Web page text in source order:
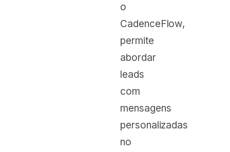
o
CadenceFlow,
permite
abordar
leads
com
mensagens
personalizadas
no